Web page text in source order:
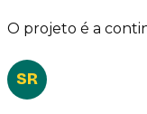
O projeto é a
SR